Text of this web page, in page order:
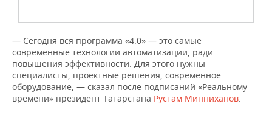
— Сегодня вся программа «4.0» — это самые
современные технологии автоматизации, ради
повышения эффективности. Для этого нужны
специалисты, проектные решения, современное
оборудование, — сказал после подписаний «Реальному
времени» президент Татарстана Рустам Минниханов